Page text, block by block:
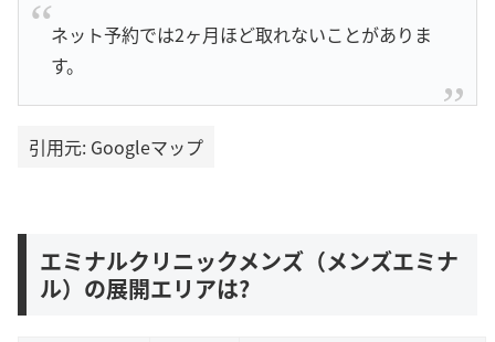
ネット予約では2ヶ月ほど取れないことがありま
す。
引用元: Googleマップ
エミナルクリニックメンズ（メンズエミナ
ル）の展開エリアは?